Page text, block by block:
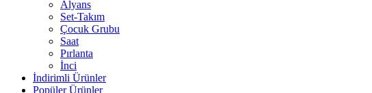
Alyans
Set-Takım
Çocuk Grubu
Saat
Pırlanta
İnci
İndirimli Ürünler
Popüler Ürünler